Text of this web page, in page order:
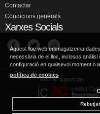
Contactar
Condicions generals
Xarxes Socials
Aquest lloc web emmagatzema
necessària de el lloc, inclosos
configuració en qualsevol moment o
política de cookies